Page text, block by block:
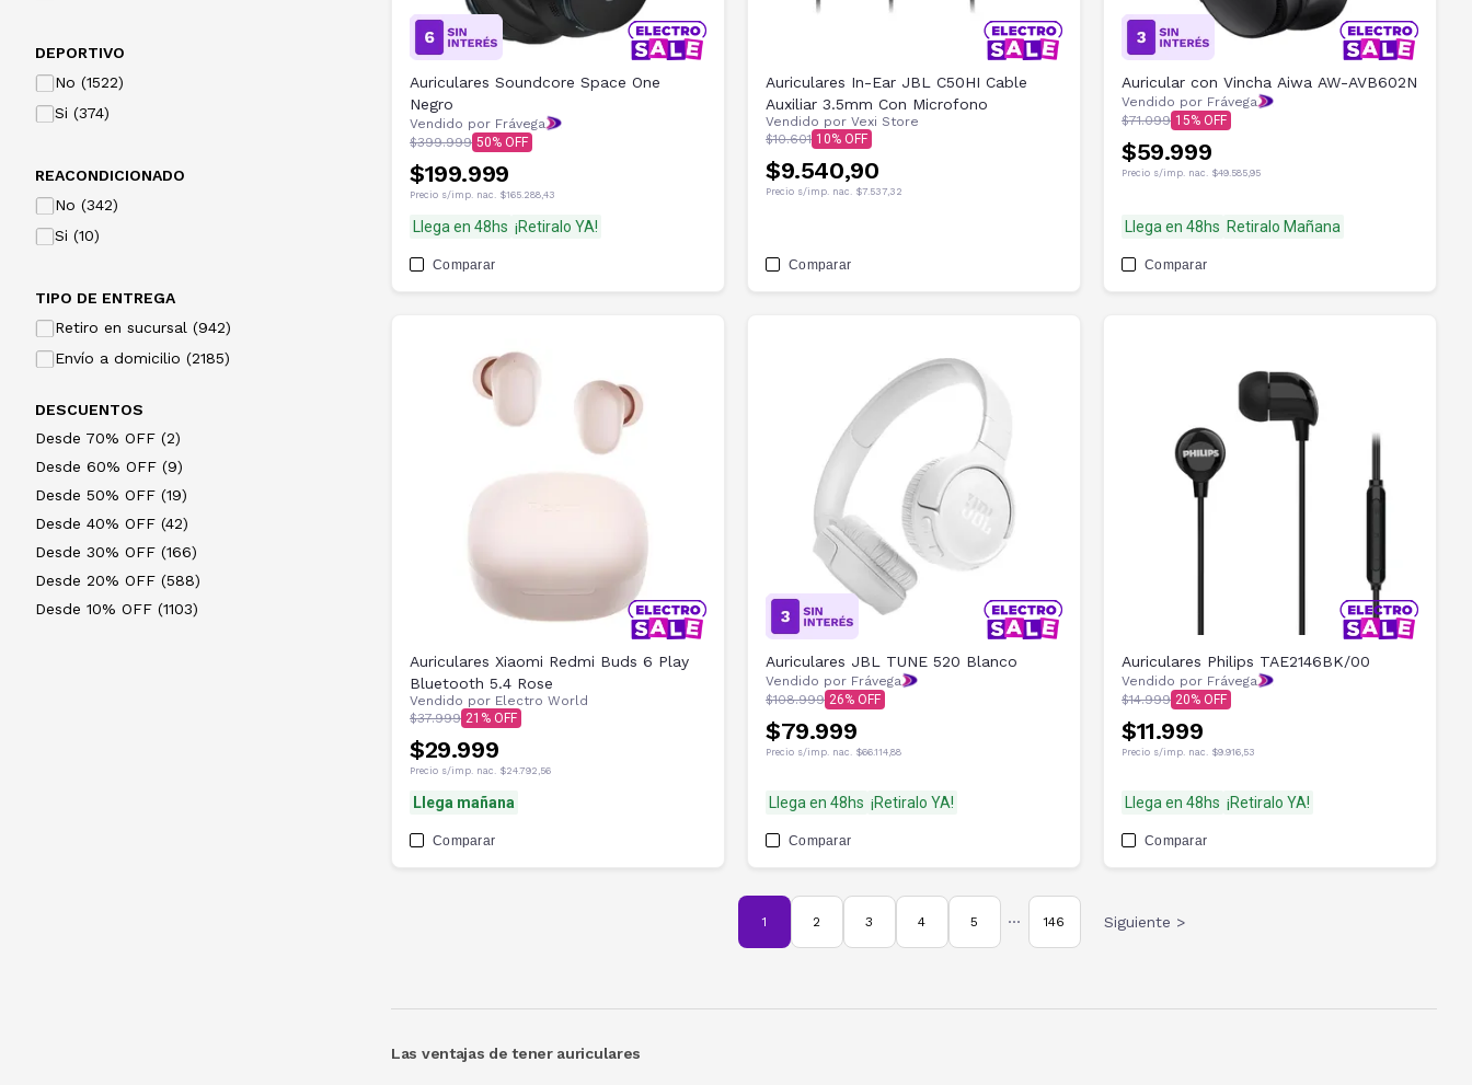
DEPORTIVO
No (1522)
Si (374)
REACONDICIONADO
No (342)
Si (10)
TIPO DE ENTREGA
Retiro en sucursal (942)
Envío a domicilio (2185)
DESCUENTOS
Desde 70% OFF (2)
Desde 60% OFF (9)
Desde 50% OFF (19)
Desde 40% OFF (42)
Desde 30% OFF (166)
Desde 20% OFF (588)
Desde 10% OFF (1103)
Auriculares Soundcore Space One
Negro
Vendido por Frávega
$399.999 50
$199.999
Precio s/imp. nac. $165.288,43
Llega en 48hs ¡Retiralo YA!
Comparar
Auriculares In-Ear JBL C50HI Cable
Auxiliar 3.5mm Con Microfono
Vendido por Vexi Store
$10.601 10
$9.540,90
Precio s/imp. nac. $7.537,32
Comparar
Auricular con Vincha Aiwa AW-AVB602N
Vendido por Frávega
$71.099 15
$59.999
Precio s/imp. nac. $49.585,95
Llega en 48hs Retiralo Mañana
Comparar
Auriculares Xiaomi Redmi Buds 6 Play
Bluetooth 5.4 Rose
Vendido por Electro World
$37.999 21
$29.999
Precio s/imp. nac. $24.792,56
Llega mañana
Comparar
Auriculares JBL TUNE 520 Blanco
Vendido por Frávega
$108.999 26
$79.999
Precio s/imp. nac. $66.114,88
Llega en 48hs ¡Retiralo YA!
Comparar
Auriculares Philips TAE2146BK/00
Vendido por Frávega
$14.999 20
$11.999
Precio s/imp. nac. $9.916,53
Llega en 48hs ¡Retiralo YA!
Comparar
1 2 3 4 5 ••• 146 Siguiente >
Las ventajas de tener auriculares